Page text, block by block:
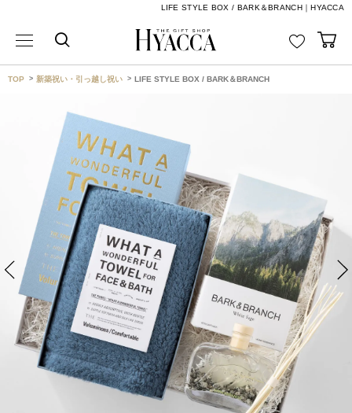
LIFE STYLE BOX / BARK＆BRANCH｜HYACCA
TOP 新築祝い・引っ越し祝い LIFE STYLE BOX / BARK＆BRANCH